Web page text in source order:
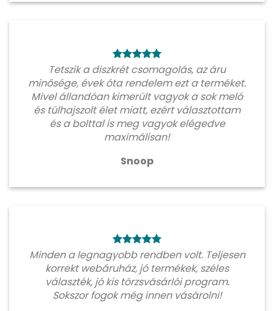
Tetszik a diszkrét csomagolás, az áru
minősége, évek óta rendelem ezt a terméket.
Mivel állandóan kimerült vagyok a sok meló
és túlhajszolt élet miatt, ezért választottam
és a bolttal is meg vagyok elégedve
maximálisan!
Snoop
Minden a legnagyobb rendben volt. Teljesen
korrekt webáruház, jó termékek, széles
választék, jó kis törzsvásárlói program.
Sokszor fogok még innen vásárolni!